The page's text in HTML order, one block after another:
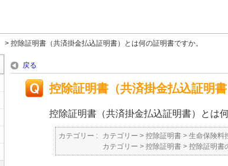
> 控除証明書（共済掛金払込証明書）とは何の証明書ですか。
戻る
控除証明書（共済掛金払込証明
控除証明書（共済掛金払込証明書）とは
カテゴリー : カテゴリー > 控除証明書 > 生命保険料
カテゴリー > 控除証明書 > 控除証明書